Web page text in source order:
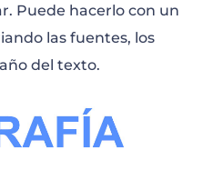
Puede hacerlo con un
las fuentes, los
del texto.